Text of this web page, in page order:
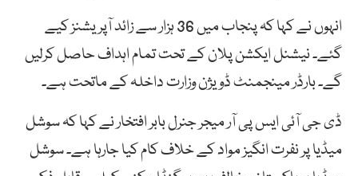
انہوں نے کہا کہ پنجاب میں 36 ہزار سے زائد آپریشنز کیے
گئے۔ نیشنل ایکشن پلان کے تحت تمام اہداف حاصل کرلیں
گے۔ بارڈر مینجمنٹ ڈویژن وزارت داخلہ کے ماتحت ہے۔
ڈی جی آئی ایس پی آر میجر جنرل بابر افتخار نے کہا کہ سوشل
میڈیا پر نفرت انگیز مواد کے خلاف کام کیا جارہا ہے۔ سوشل